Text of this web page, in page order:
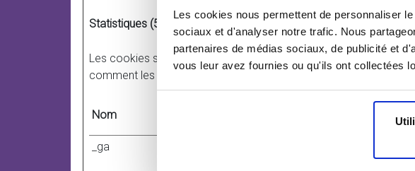
Les cookies nous permettent de personnaliser
sociaux et d'analyser notre trafic. Nous
partenaires de médias sociaux, de publicité et
vous leur avez fournies ou qu'ils ont collectées
Statistiques (5)
Les cookies statistiques aident les propriétaires du site Web,
comment les visiteurs interagissent avec les sites Web.
Nom
_ga